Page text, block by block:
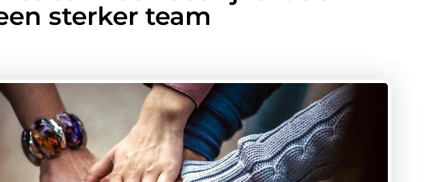
sterker team